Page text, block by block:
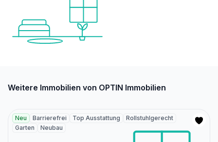
Weitere Immobilien von OPTIN Immobilien
Neu Barrierefrei Top Ausstattung
Rollstuhlgerecht
Garten
Neubau